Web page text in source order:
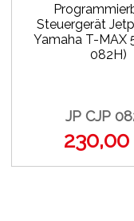
Steuergerät
Yamaha T-MAX
082H)
JP CJP